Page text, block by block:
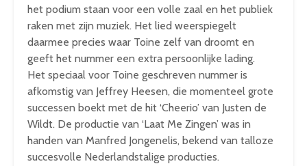
het podium staan voor een volle zaal en het publiek
raken met zijn muziek. Het lied weerspiegelt
daarmee precies waar Toine zelf van droomt en
geeft het nummer een extra persoonlijke lading.
Het speciaal voor Toine geschreven nummer is
afkomstig van Jeffrey Heesen, die momenteel grote
successen boekt met de hit ‘Cheerio’ van Justen de
Wildt. De productie van ‘Laat Me Zingen’ was in
handen van Manfred Jongenelis, bekend van talloze
succesvolle Nederlandstalige producties.